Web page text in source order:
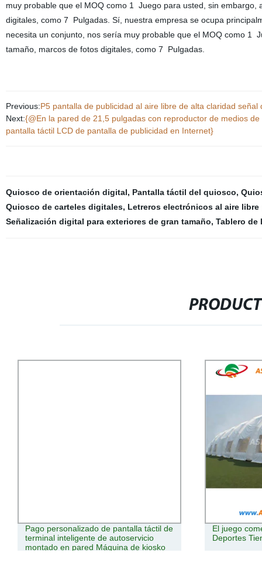
muy probable que el MOQ como 1 Juego para usted, sin
digitales, como 7 Pulgadas. Sí, nuestra empresa se ocupa
necesita un conjunto, nos sería muy probable que el MOQ como 1
tamaño, marcos de fotos digitales, como 7 Pulgadas.
Previous:P5 pantalla de publicidad al aire libre de alta claridad
Next:{@En la pared de 21,5 pulgadas con reproductor de medios
pantalla táctil LCD de pantalla de publicidad en Internet}
Quiosco de orientación digital, Pantalla táctil del quiosco,
Quiosco de carteles digitales, Letreros electrónicos al aire libre
Señalización digital para exteriores de gran tamaño, Tablero de
Pago personalizado de pantalla táctil de
terminal inteligente de autoservicio
montado en pared Máquina de kiosko
El juego
Deportes